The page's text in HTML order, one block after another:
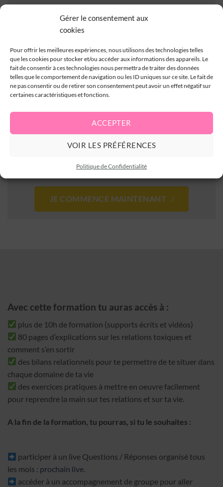
Gérer le consentement aux
cookies
Pour offrir les meilleures expériences, nous utilisons des technologies telles
que les cookies pour stocker et/ou accéder aux informations des appareils. Le
fait de consentir à ces technologies nous permettra de traiter des données
telles que le comportement de navigation ou les ID uniques sur ce site. Le fait de
ne pas consentir ou de retirer son consentement peut avoir un effet négatif sur
certaines caractéristiques et fonctions.
ACCEPTER
VOIR LES PRÉFÉRENCES
Politique de Confidentialité
Quels outils peuvent t’aider au quotidien pour te
:
des vidéos simples et accessibles à vie
depuis chez toi (ou un endroit que tu choisis et où tu te
tu gardes la main sur le tempo qui te convient pour
avancer.
JE COMMENCE MAINTENANT
Avec cette formation tu auras accès à :
plus de 10h de formation (supports écrits et vidéos)
80 pages d’explications sur les relations toxiques et
comment s’en sortir
des bilans relationnels pour te permettre de te situer dans
chaque domaine de ta vie
des exercices pratiques à mettre en oeuvre facilement
pour reprendre la main sur tes relations et sur ta vie.
A la fin de la formation, tu pourras, si tu le souhaites :
participer à un live Questions / Réponses organisé tous
les mois : prochain live.
accéder à un accompagnement de groupe pour aller